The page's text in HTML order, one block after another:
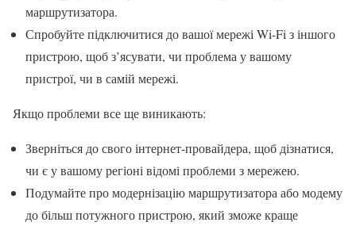
маршрутизатора.
Спробуйте підключитися до вашої мережі Wi-Fi з іншого
пристрою, щоб з’ясувати, чи проблема у вашому
пристрої, чи в самій мережі.
Якщо проблеми все ще виникають:
Зверніться до свого інтернет-провайдера, щоб дізнатися,
чи є у вашому регіоні відомі проблеми з мережею.
Подумайте про модернізацію маршрутизатора або модему
до більш потужного пристрою, який зможе краще